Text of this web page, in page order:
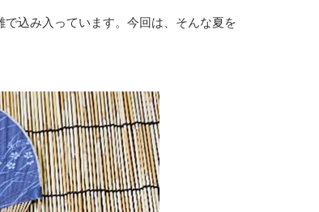
込み入っています。今回は、そんな夏を